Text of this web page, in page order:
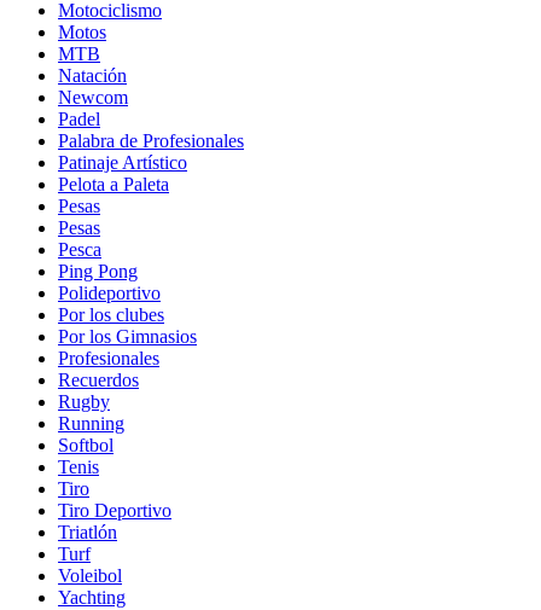
Motociclismo
Motos
MTB
Natación
Newcom
Padel
Palabra de Profesionales
Patinaje Artístico
Pelota a Paleta
Pesas
Pesas
Pesca
Ping Pong
Polideportivo
Por los clubes
Por los Gimnasios
Profesionales
Recuerdos
Rugby
Running
Softbol
Tenis
Tiro
Tiro Deportivo
Triatlón
Turf
Voleibol
Yachting